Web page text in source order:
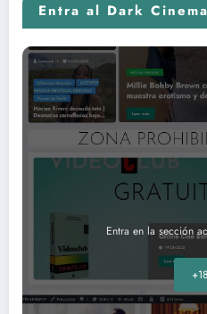
Entra al Dark
Entra en la sección
+18